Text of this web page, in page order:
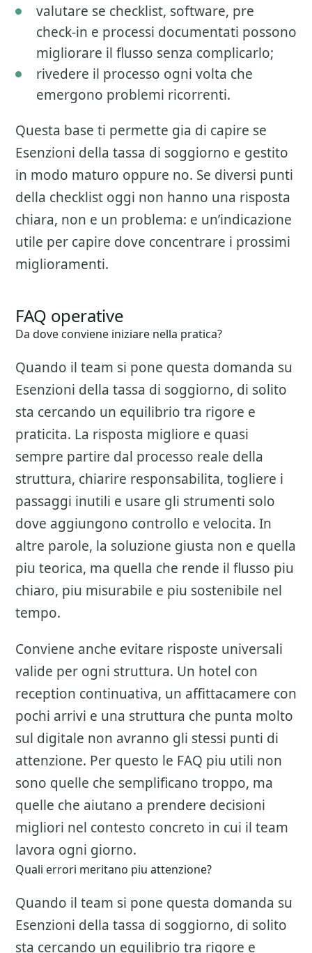
valutare se checklist, software, pre
check-in e processi documentati possono
migliorare il flusso senza complicarlo;
rivedere il processo ogni volta che
emergono problemi ricorrenti.
Questa base ti permette gia di capire se
Esenzioni della tassa di soggiorno e gestito
in modo maturo oppure no. Se diversi punti
della checklist oggi non hanno una risposta
chiara, non e un problema: e un’indicazione
utile per capire dove concentrare i prossimi
miglioramenti.
FAQ operative
Da dove conviene iniziare nella pratica?
Quando il team si pone questa domanda su
Esenzioni della tassa di soggiorno, di solito
sta cercando un equilibrio tra rigore e
praticita. La risposta migliore e quasi
sempre partire dal processo reale della
struttura, chiarire responsabilita, togliere i
passaggi inutili e usare gli strumenti solo
dove aggiungono controllo e velocita. In
altre parole, la soluzione giusta non e quella
piu teorica, ma quella che rende il flusso piu
chiaro, piu misurabile e piu sostenibile nel
tempo.
Conviene anche evitare risposte universali
valide per ogni struttura. Un hotel con
reception continuativa, un affittacamere con
pochi arrivi e una struttura che punta molto
sul digitale non avranno gli stessi punti di
attenzione. Per questo le FAQ piu utili non
sono quelle che semplificano troppo, ma
quelle che aiutano a prendere decisioni
migliori nel contesto concreto in cui il team
lavora ogni giorno.
Quali errori meritano piu attenzione?
Quando il team si pone questa domanda su
Esenzioni della tassa di soggiorno, di solito
sta cercando un equilibrio tra rigore e